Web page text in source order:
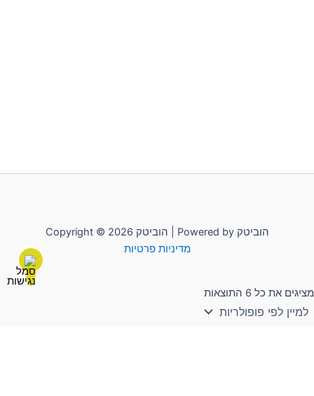
מציגים את כל ⁦6⁩ התוצאות
Copyright © 2026 הוביטק | Powered by הוביטק
מדיניות פרטיות